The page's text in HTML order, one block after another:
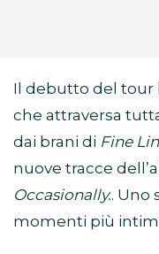
Il debutto del tour
che attraversa
dai brani di Fine
nuove tracce
Occasionally.. Uno
momenti più